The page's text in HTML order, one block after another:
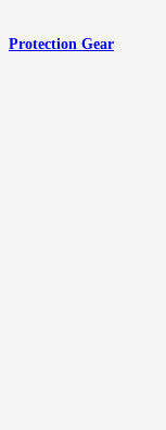
Protection Gear